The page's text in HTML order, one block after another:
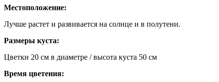
Местоположение:
Лучше растет и развивается на солнце и в полутени.
Размеры куста:
Цветки 20 см в диаметре / высота куста 50 cм
Время цветения: